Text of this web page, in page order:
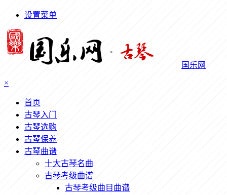
设置菜单
国乐网
×
首页
古琴入门
古琴选购
古琴保养
古琴曲谱
十大古琴名曲
古琴考级曲谱
古琴考级曲目曲谱